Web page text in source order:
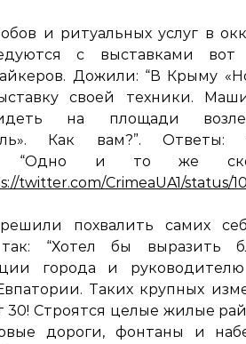
и ритуальных услуг в
с выставками вот
Дожили: “В Крыму
своей техники.
на площади возле
Как вам?”. Ответы:
“Одно и то же
twitter.com/CrimeaUA1/status/
похвалить самих
“Хотел бы выразить
города и
Таких крупных
30! Строятся целые жилые
дороги, фонтаны и